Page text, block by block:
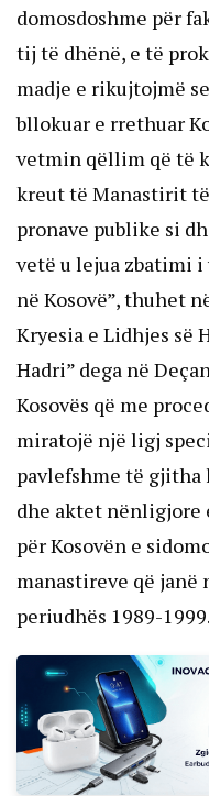
domosdoshme për
tij të dhënë, e të
madje e rikujtojmë
bllokuar e rrethuar
vetmin qëllim që të
kreut të Manastirit
pronave publike si
vetë u lejua zbatimi
në Kosovë”, thuhet
Kryesia e Lidhjes së
Hadri” dega në
Kosovës që me
miratojë një ligj
pavlefshme të
dhe aktet
për Kosovën e
manastireve që janë
periudhës 1989-1999.